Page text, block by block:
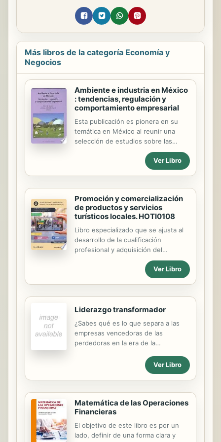
Más libros de la categoría Economía y
Negocios
Ambiente e industria en México
: tendencias, regulación y
comportamiento empresarial
Esta publicación es pionera en su
temática en México al reunir una
selección de estudios sobre las
tendencias de la contaminación
industrial, la regulación
gubernamental mexicana y el
diversos tipos de empresas en
México en sectores específicos
tanto de la industria manufacturera
como de la maquiladora de
exportación.
Ver Libro
Promoción y comercialización
de productos y servicios
turísticos locales. HOTI0108
Libro especializado que se ajusta al
desarrollo de la cualificación
profesional y adquisición del
certificado de profesionalidad
"HOTI0108. PROMOCIÓN TURÍSTICA
LOCAL E INFORMACIÓN AL
para la formación y la capacitación,
que se basa en los principios de la
conocimiento, como premisas para la
mejora de la empleabilidad y eficacia
para el desempeño del trabajo.
Ver Libro
Liderazgo transformador
¿Sabes qué es lo que separa a las
empresas vencedoras de las
perdedoras en la era de la
por establecer los objetivos
económicos para cada ejercicio, los
directivos tienen que marcar la
estrategia para conseguir el
compromiso de las personas con el
proyecto y lograr una reacción
enérgica positiva. Y esto requiere
poner un poco de alma en la gestión.
Ver Libro
Matemática de las Operaciones
Financieras
El objetivo de este libro es por un
lado, definir de una forma clara y